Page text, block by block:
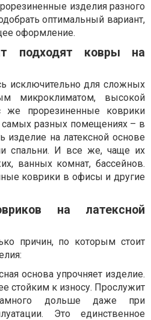
изделия разного
оптимальный вариант,
оформление.
подходят ковры на
исключительно для сложных
микроклиматом, высокой
же прорезиненные коврики
самых разных помещениях – в
изделие на латексной основе
спальни. И все же, чаще их
ванных комнат, бассейнов.
коврики в офисы и другие
на латексной
причин, по которым стоит
основа упрочняет изделие.
стойким к износу. Прослужит
дольше даже при
Это единственное